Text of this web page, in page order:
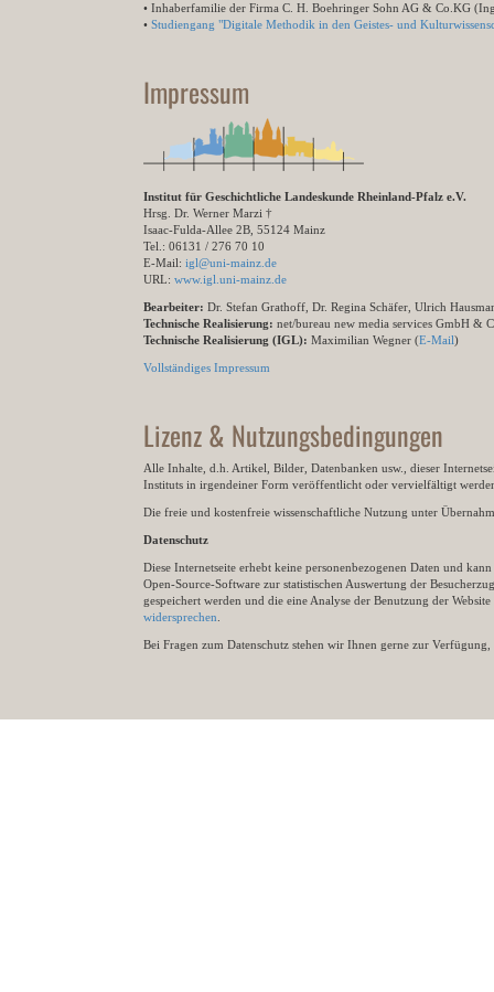
• Inhaberfamilie der Firma C. H. Boehringer Sohn AG & Co.KG
• Studiengang "Digitale Methodik in den Geistes- und
Impressum
Institut für Geschichtliche Landeskunde Rheinland-Pfalz e.V.
Hrsg. Dr. Werner Marzi †
Isaac-Fulda-Allee 2B, 55124 Mainz
Tel.: 06131 / 276 70 10
E-Mail: igl@uni-mainz.de
URL: www.igl.uni-mainz.de
Bearbeiter: Dr. Stefan Grathoff, Dr. Regina Schäfer, Ulrich
Technische Realisierung: net/bureau new media services GmbH &
Technische Realisierung (IGL): Maximilian Wegner (E-Mail)
Vollständiges Impressum
Lizenz & Nutzungsbedingungen
Alle Inhalte, d.h. Artikel, Bilder, Datenbanken usw., dieser
Instituts in irgendeiner Form veröffentlicht oder vervielfältigt
Die freie und kostenfreie wissenschaftliche Nutzung unter
Datenschutz
Diese Internetseite erhebt keine personenbezogenen Daten und
Open-Source-Software zur statistischen Auswertung der
gespeichert werden und die eine Analyse der Benutzung der
widersprechen
Bei Fragen zum Datenschutz stehen wir Ihnen gerne zur